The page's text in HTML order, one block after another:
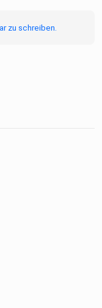
zu schreiben.